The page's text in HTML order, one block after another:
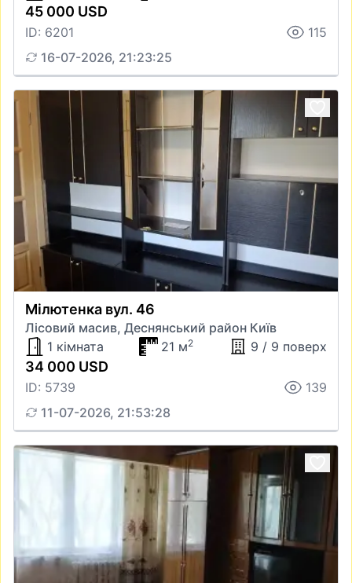
45 000 USD
ID: 6201
115
16-07-2026, 21:23:25
Мілютенка вул. 46
Лісовий масив, Деснянський район Київ
1 кімната
21 м2 9 / 9 поверх
34 000 USD
ID: 5739
139
11-07-2026, 21:53:28